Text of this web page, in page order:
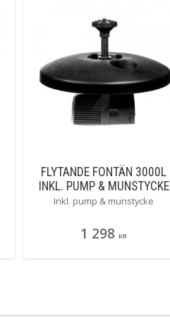
FLYTANDE FONTÄN 3000L
INKL. PUMP & MUNSTYCKE
Inkl. pump & munstycke
1 298 KR